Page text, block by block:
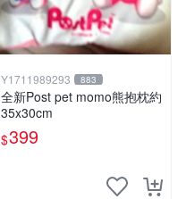
Y1711989293 883
全新Post pet momo熊抱枕約
35x30cm
$399